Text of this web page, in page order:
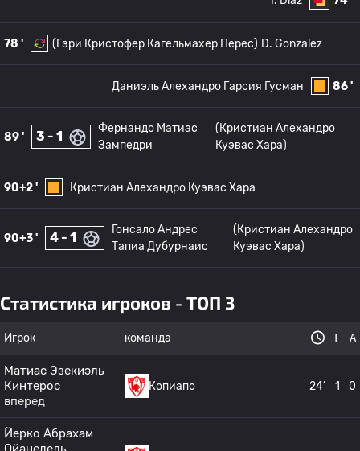
78 ' (Гэри Кристофер Кагельмахер Перес) D. Gonzalez
86 '
Даниэль Алехандро Гарсия Гусман
89 ' 3 - 1
Фернандо Матиас
Зампедри
(Кристиан Алехандро
Куэвас Хара)
90+2 ' Кристиан Алехандро Куэвас Хара
90+3 ' 4 - 1
Гонсало Андрес
Тапиа Дубурнаис
(Кристиан Алехандро
Куэвас Хара)
Статистика игроков - ТОП 3
Игрок команда Г А
Матиас Эзекиэль
Кинтерос
вперед
Копиапо 24’ 1 0
Йерко Абрахам